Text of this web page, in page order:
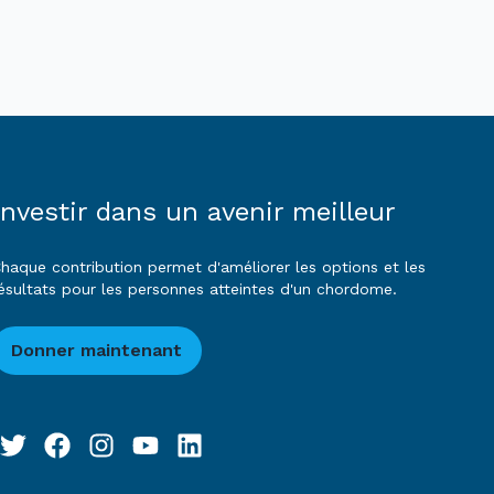
dans un avenir meilleur
contribution permet d'améliorer les options et les
pour les personnes atteintes d'un chordome.
Donner maintenant